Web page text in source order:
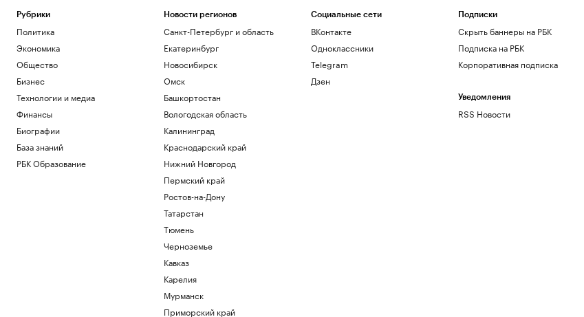
Рубрики
Политика
Экономика
Общество
Бизнес
Технологии и медиа
Финансы
Биографии
База знаний
РБК Образование
Новости регионов
Санкт-Петербург и область
Екатеринбург
Новосибирск
Омск
Башкортостан
Вологодская область
Калининград
Краснодарский край
Нижний Новгород
Пермский край
Ростов-на-Дону
Татарстан
Тюмень
Черноземье
Кавказ
Карелия
Мурманск
Приморский край
Социальные сети
ВКонтакте
Одноклассники
Telegram
Дзен
Подписки
Скрыть баннеры на РБК
Подписка на РБК
Корпоративная подписка
Уведомления
RSS Новости